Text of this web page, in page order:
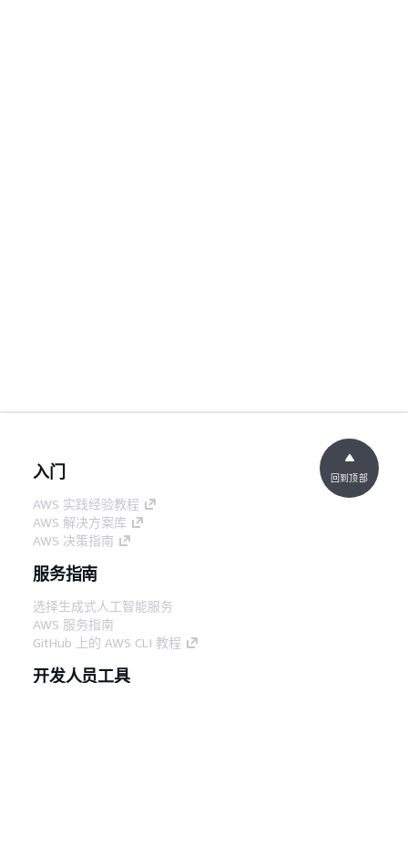
入门
AWS 实践经验教程
AWS 解决方案库
AWS 决策指南
服务指南
选择生成式人工智能服务
AWS 服务指南
GitHub 上的 AWS CLI 教程
开发人员工具
回到顶部